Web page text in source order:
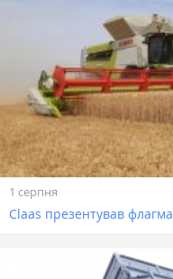
1 серпня
Claas презентував